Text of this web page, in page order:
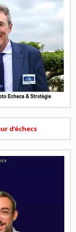
d'échecs